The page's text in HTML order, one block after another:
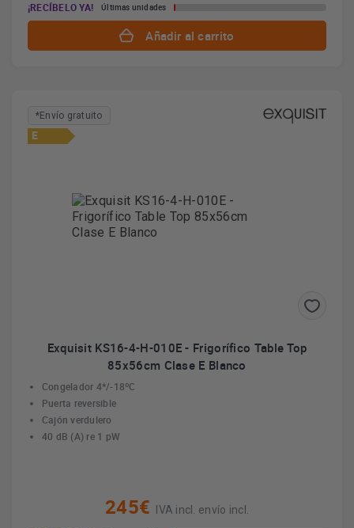
¡RECÍBELO YA!
Últimas unidades
Añadir al carrito
*Envío gratuito
E
Exquisit KS16-4-H-010E - Frigorífico Table Top
85x56cm Clase E Blanco
Congelador 4*/-18ºC
Puerta reversible
Cajón verdulero
40 dB (A) re 1 pW
245€
IVA incl. envío incl.